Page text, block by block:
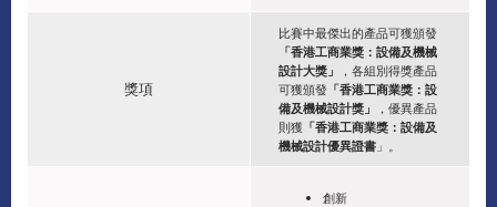
獎項
比賽中最傑出的產品可獲頒發
「香港工商業獎：設備及機械
設計大獎」
，各組別得獎產品
可獲頒發 「香港工商業獎：設
備及機械設計獎」
，優異產品
則獲 「香港工商業獎：設備及
機械設計優異證書 」。
創新